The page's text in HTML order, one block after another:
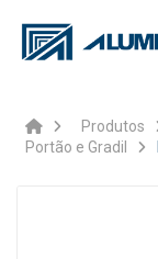
Produtos
Portão e Gradil